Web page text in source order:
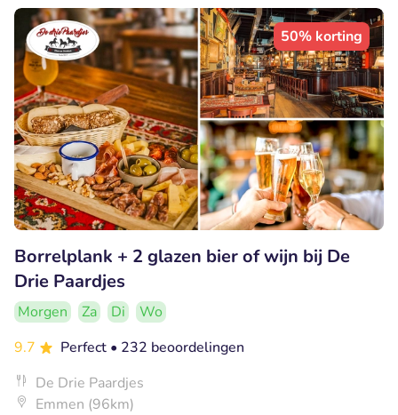
50% korting
Borrelplank + 2 glazen bier of wijn bij De
Drie Paardjes
Morgen Za Di
Wo
9.7
Perfect • 232 beoordelingen
De Drie Paardjes
Emmen (96km)